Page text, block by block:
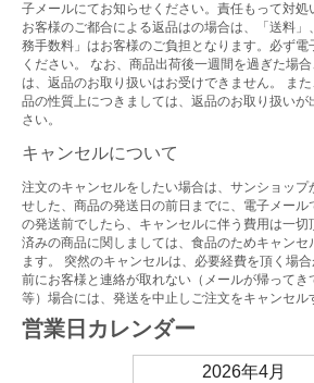
子メールにてお知らせください。責任もって対
お客様のご都合による返品はの場合は、「送料
務手数料」はお客様のご負担となります。必ず
ください。 なお、商品出荷後一週間を過ぎた場
は、返品のお取り扱いはお受けできません。 ま
品の性質上につきましては、返品のお取り扱い
さい。
キャンセルについて
注文のキャンセルをしたい場合は、サンショップ
せした、商品の発送日の前日までに、電子メール
の発送前でしたら、キャンセルに伴う費用は一切
済みの商品に関しましては、食品のためキャンセ
ます。 突然のキャンセルは、必要経費を頂く場
前にお客様と連絡が取れない（メールが帰って
等）場合には、発送を中止しご注文をキャンセル
営業日カレンダー
2026年4月